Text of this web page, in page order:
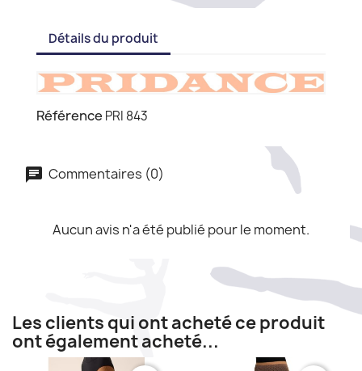
Détails du produit
Référence PRI 843
Commentaires (0)
Aucun avis n'a été publié pour le moment.
Les clients qui ont acheté ce produit
ont également acheté...